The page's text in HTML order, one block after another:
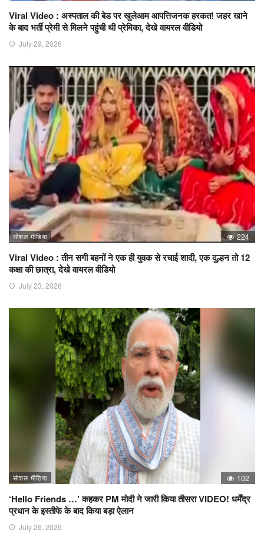
Viral Video : अस्पताल की बेड पर खुलेआम आपत्तिजनक हरकत! जहर खाने
के बाद भर्ती प्रेमी से मिलने पहुंची थी प्रेमिका, देखे वायरल वीडियो
July 29, 2026
सोशल मीडिया 224
Viral Video : तीन सगी बहनों ने एक ही युवक से रचाई शादी, एक दुल्हन तो 12
कक्षा की छात्रा, देखे वायरल वीडियो
July 23, 2026
सोशल मीडिया 102
‘Hello Friends …’ कहकर PM मोदी ने जारी किया तीसरा VIDEO! धर्मेंद्र
प्रधान के इस्तीफे के बाद किया बड़ा ऐलान
July 26, 2026